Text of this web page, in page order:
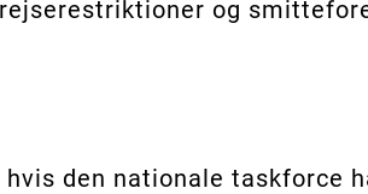
og
hvis den nationale taskforce